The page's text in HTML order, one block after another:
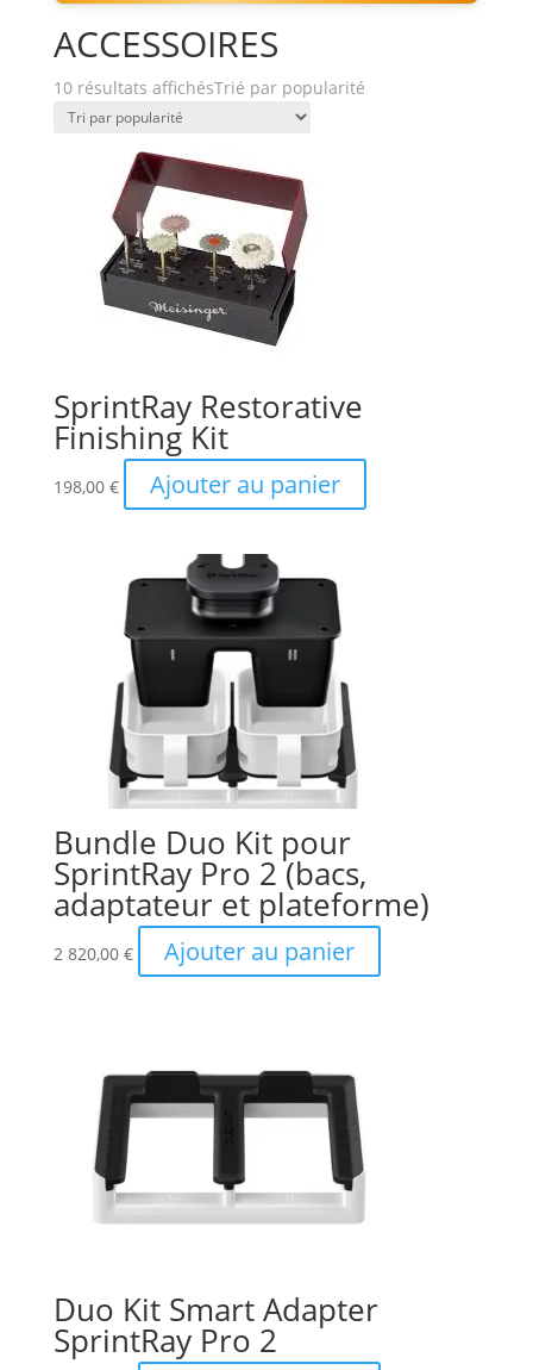
ACCESSOIRES
10 résultats affichésTrié par popularité
SprintRay Restorative
Finishing Kit
198,00 € Ajouter au panier
Bundle Duo Kit pour
SprintRay Pro 2 (bacs,
adaptateur et plateforme)
2 820,00 € Ajouter au panier
Duo Kit Smart Adapter
SprintRay Pro 2